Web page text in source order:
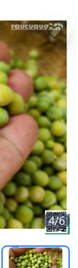
4/6